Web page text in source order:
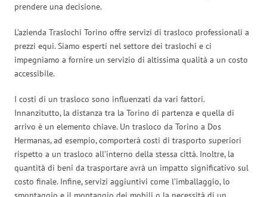
prendere una decisione.
L’azienda Traslochi Torino offre servizi di trasloco professionali a
prezzi equi. Siamo esperti nel settore dei traslochi e ci
impegniamo a fornire un servizio di altissima qualità a un costo
accessibile.
I costi di un trasloco sono influenzati da vari fattori.
Innanzitutto, la distanza tra la Torino di partenza e quella di
arrivo è un elemento chiave. Un trasloco da Torino a Dos
Hermanas, ad esempio, comporterà costi di trasporto superiori
rispetto a un trasloco all’interno della stessa città. Inoltre, la
quantità di beni da trasportare avrà un impatto significativo sul
costo finale. Infine, servizi aggiuntivi come l’imballaggio, lo